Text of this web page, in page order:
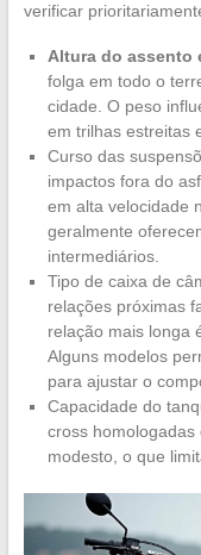
verificar
Altura do assento
folga em todo o
cidade. O peso
em trilhas estreitas
Curso das
impactos fora do
em alta velocidade
geralmente
intermediários.
Tipo de caixa de
relações próximas
relação mais longa
Alguns modelos
para ajustar o
Capacidade do
cross
modesto, o que